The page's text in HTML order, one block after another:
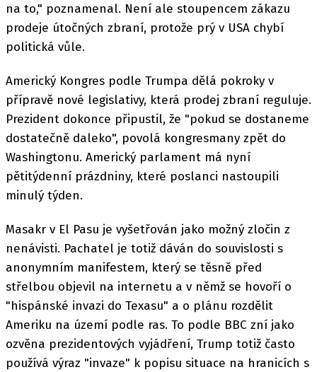
na to," poznamenal. Není ale stoupencem zákazu
prodeje útočných zbraní, protože prý v USA chybí
politická vůle.
Americký Kongres podle Trumpa dělá pokroky v
přípravě nové legislativy, která prodej zbraní reguluje.
Prezident dokonce připustil, že "pokud se dostaneme
dostatečně daleko", povolá kongresmany zpět do
Washingtonu. Americký parlament má nyní
pětitýdenní prázdniny, které poslanci nastoupili
minulý týden.
Masakr v El Pasu je vyšetřován jako možný zločin z
nenávisti. Pachatel je totiž dáván do souvislosti s
anonymním manifestem, který se těsně před
střelbou objevil na internetu a v němž se hovoří o
"hispánské invazi do Texasu" a o plánu rozdělit
Ameriku na území podle ras. To podle BBC zní jako
ozvěna prezidentových vyjádření, Trump totiž často
používá výraz "invaze" k popisu situace na hranicích s